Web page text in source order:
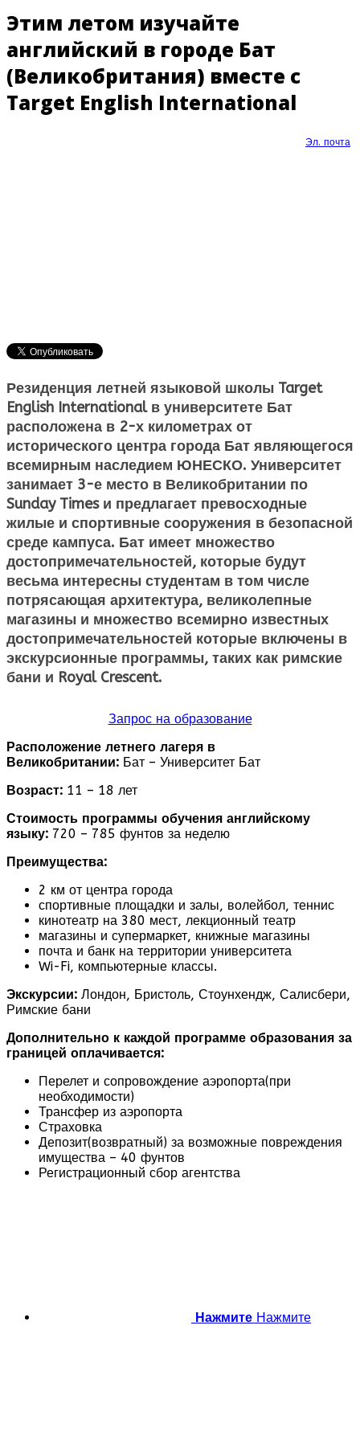
Этим летом изучайте
английский в городе Бат
(Великобритания) вместе с
Target English International
Эл. почта
Резиденция летней языковой школы Target
English International в университете Бат
расположена в 2-х километрах от
исторического центра города Бат являющегося
всемирным наследием ЮНЕСКО. Университет
занимает 3-е место в Великобритании по
Sunday Times и предлагает превосходные
жилые и спортивные сооружения в безопасной
среде кампуса. Бат имеет множество
достопримечательностей, которые будут
весьма интересны студентам в том числе
потрясающая архитектура, великолепные
магазины и множество всемирно известных
достопримечательностей которые включены в
экскурсионные программы, таких как римские
бани и Royal Crescent.
Запрос на образование
Расположение летнего лагеря в
Великобритании: Бат – Университет Бат
Возраст: 11 – 18 лет
Стоимость программы обучения английскому
языку: 720 – 785 фунтов за неделю
Преимущества:
2 км от центра города
спортивные площадки и залы, волейбол, теннис
кинотеатр на 380 мест, лекционный театр
магазины и супермаркет, книжные магазины
почта и банк на территории университета
Wi-Fi, компьютерные классы.
Экскурсии: Лондон, Бристоль, Стоунхендж, Салисбери,
Римские бани
Дополнительно к каждой программе образования за
границей оплачивается:
Перелет и сопровождение аэропорта(при
необходимости)
Трансфер из аэропорта
Страховка
Депозит(возвратный) за возможные повреждения
имущества – 40 фунтов
Регистрационный сбор агентства
Нажмите Нажмите